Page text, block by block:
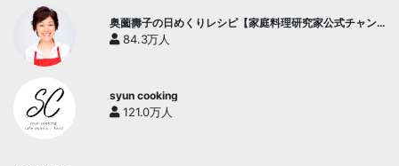
奥薗壽子の日めくりレシピ【家庭料理研究家公式チャン
ネル】
84.3万人
syun cooking
121.0万人